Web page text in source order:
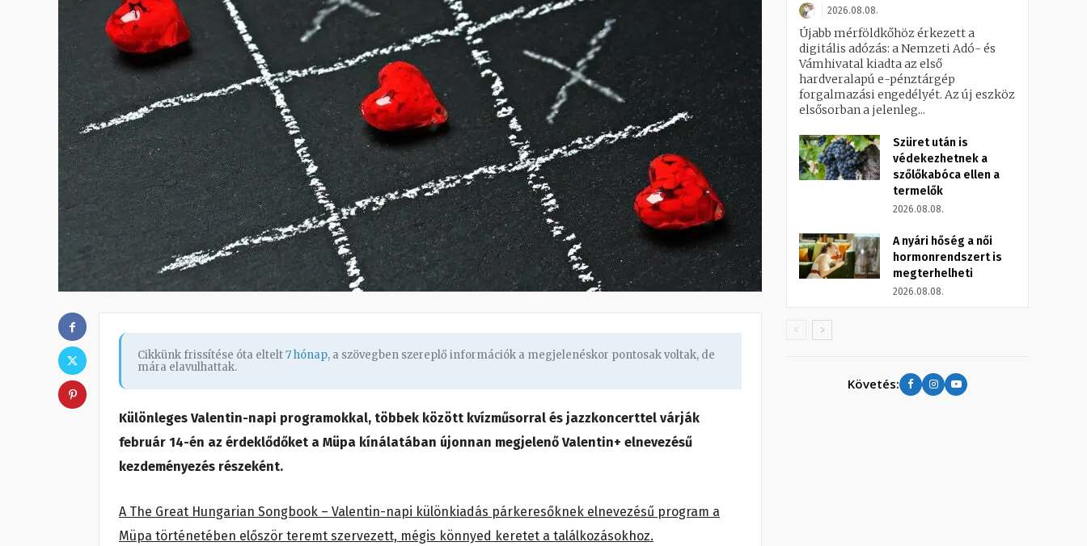
Cikkünk frissítése óta eltelt7 hónap, a szövegben szereplő információk a megjelenéskor pontosak voltak, de
mára elavulhattak.
Különleges Valentin-napi programokkal, többek között kvízműsorral és jazzkoncerttel várják
február 14-én az érdeklődőket a Müpa kínálatában újonnan megjelenő Valentin+ elnevezésű
kezdeményezés részeként.
A The Great Hungarian Songbook – Valentin-napi különkiadás párkeresőknek elnevezésű program a
Müpa történetében először teremt szervezett, mégis könnyed keretet a találkozásokhoz.
2026.08.08.
Újabb mérföldkőhöz érkezett a
digitális adózás: a Nemzeti Adó- és
Vámhivatal kiadta az első
hardveralapú e-pénztárgép
forgalmazási engedélyét. Az új eszköz
elsősorban a jelenleg...
Szüret után is
védekezhetnek a
szőlőkabóca ellen a
termelők
2026.08.08.
A nyári hőség a női
hormonrendszert is
megterhelheti
2026.08.08.
Követés: